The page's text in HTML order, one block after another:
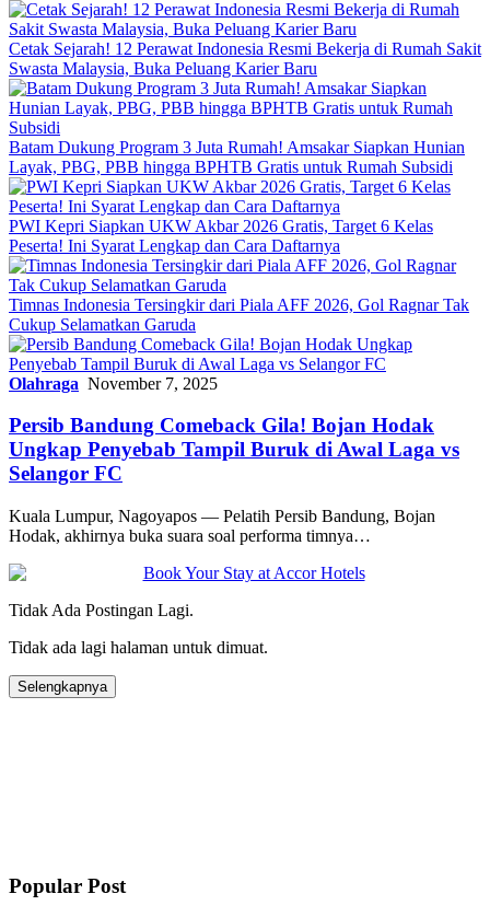
Cetak Sejarah! 12 Perawat Indonesia Resmi Bekerja di Rumah Sakit
Swasta Malaysia, Buka Peluang Karier Baru
Batam Dukung Program 3 Juta Rumah! Amsakar Siapkan Hunian
Layak, PBG, PBB hingga BPHTB Gratis untuk Rumah Subsidi
PWI Kepri Siapkan UKW Akbar 2026 Gratis, Target 6 Kelas
Peserta! Ini Syarat Lengkap dan Cara Daftarnya
Timnas Indonesia Tersingkir dari Piala AFF 2026, Gol Ragnar Tak
Cukup Selamatkan Garuda
Olahraga November 7, 2025
Persib Bandung Comeback Gila! Bojan Hodak
Ungkap Penyebab Tampil Buruk di Awal Laga vs
Selangor FC
Kuala Lumpur, Nagoyapos — Pelatih Persib Bandung, Bojan
Hodak, akhirnya buka suara soal performa timnya…
Tidak Ada Postingan Lagi.
Tidak ada lagi halaman untuk dimuat.
Selengkapnya
Popular Post